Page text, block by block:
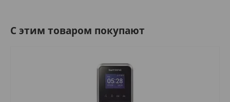
C этим товаром покупают